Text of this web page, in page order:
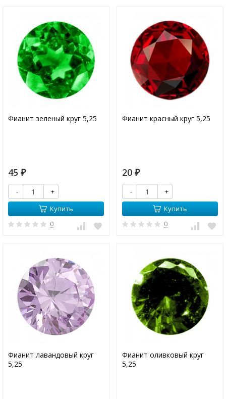
Фианит зеленый круг 5,25
45 ₽
-
+
Купить
0
Фианит красный круг 5,25
20 ₽
-
+
Купить
0
Фианит лавандовый круг
5,25
Фианит оливковый круг
5,25